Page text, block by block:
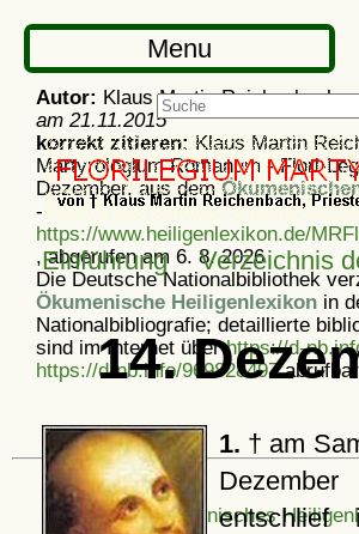
Menu
Einführung Verzeichnis
14.
1. † am
Autor: Klaus Martin Reichenbach -
am 21.11.2015
korrekt zitieren:Klaus Martin
Martyrologium Romanum - Flori-
Dezember, aus dem
-
https://www.heiligenlexikon.de/
, abgerufen am 6. 8. 2026
Die Deutsche Nationalbibliothek
Ökumenische Heiligenlexikon in
Nationalbibliografie; detaillierte
sind im Internet überhttps://d-
https://d-nb.info/969828497
Ökumenisches